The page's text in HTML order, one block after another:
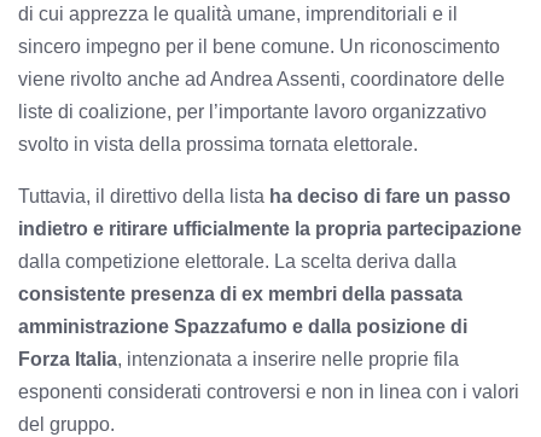
di cui apprezza le qualità umane, imprenditoriali e il
sincero impegno per il bene comune. Un riconoscimento
viene rivolto anche ad Andrea Assenti, coordinatore delle
liste di coalizione, per l’importante lavoro organizzativo
svolto in vista della prossima tornata elettorale.
Tuttavia, il direttivo della lista ha deciso di fare un passo
indietro e ritirare ufficialmente la propria partecipazione
dalla competizione elettorale. La scelta deriva dalla
consistente presenza di ex membri della passata
amministrazione Spazzafumo e dalla posizione di
Forza Italia, intenzionata a inserire nelle proprie fila
esponenti considerati controversi e non in linea con i valori
del gruppo.